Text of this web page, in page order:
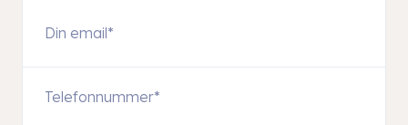
Telefonnummer*